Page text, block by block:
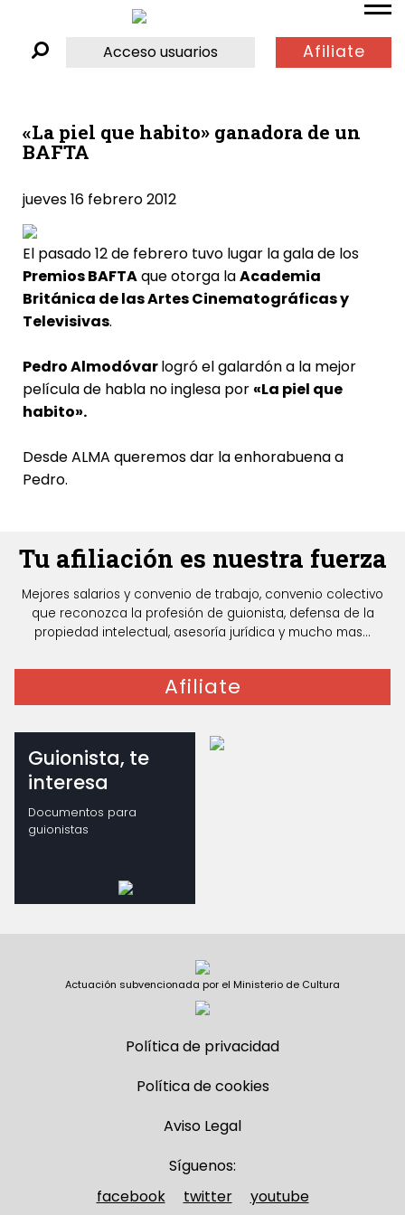
Acceso usuarios Afiliate
«La piel que habito» ganadora de un
BAFTA
jueves 16 febrero 2012
El pasado 12 de febrero tuvo lugar la gala de los
Premios BAFTAque otorga laAcademia
Británica de las Artes Cinematográficas y
Televisivas.
Pedro Almodóvarlogró el galardón a la mejor
película de habla no inglesa por «La piel que
habito».
Desde ALMA queremos dar la enhorabuena a
Pedro.
Tu afiliación es nuestra fuerza
Mejores salarios y convenio de trabajo, convenio colectivo
que reconozca la profesión de guionista, defensa de la
propiedad intelectual, asesoría jurídica y mucho mas...
Afiliate
Guionista, te
interesa
Documentos para
guionistas
Actuación subvencionada por el Ministerio de Cultura
Política de privacidad
Política de cookies
Aviso Legal
Síguenos:
facebook
twitter youtube